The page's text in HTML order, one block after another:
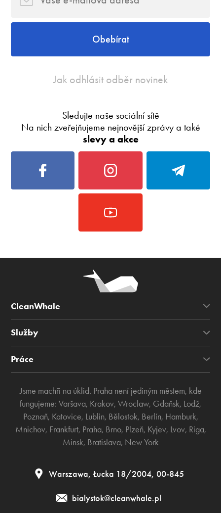
Obebírat
Jak odhlásit odběr novinek
Sledujte naše sociální sítě
Na nich zveřejňujeme nejnovější zprávy a také
slevy a akce
CleanWhale
Služby
Práce
Jsme machři na úklid. Praha není jediným městem, kde
fungujeme: Varšava, Krakov, Wroclaw, Gdaňsk, Lodž,
Poznaň, Katovice, Lublin, Bělostok, Berlín, Hamburk,
Mnichov, Frankfurt, Praha, Brno, Plzeň, Kyjev, Lvov, Riga,
Minsk, Bratislava, New York
Warszawa, Łucka 18/2004, 00-845
bialystok@cleanwhale.pl